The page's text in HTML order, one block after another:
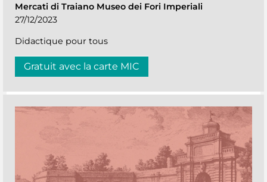
Mercati di Traiano Museo dei Fori Imperiali
27/12/2023
Didactique pour tous
Gratuit avec la carte MIC